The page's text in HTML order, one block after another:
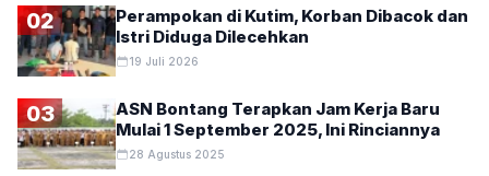
02
Perampokan di Kutim, Korban Dibacok dan
Istri Diduga Dilecehkan
19 Juli 2026
03
ASN Bontang Terapkan Jam Kerja Baru
Mulai 1 September 2025, Ini Rinciannya
28 Agustus 2025